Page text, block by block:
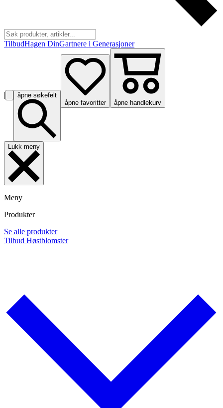
TilbudHagen DinGartnere i Generasjoner
|
åpne søkefelt
åpne favoritter
åpne handlekurv
Lukk meny
Meny
Produkter
Se alle produkter
Tilbud Høstblomster